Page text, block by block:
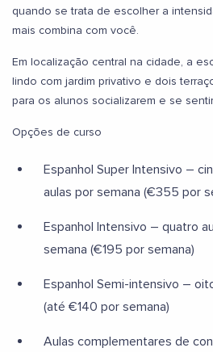
quando se trata de escolher a
mais combina com você.
Em localização central na cidade, a
lindo com jardim privativo e dois
para os alunos socializarem e se
Opções de curso
Espanhol Super Intensivo –
aulas por semana (€355 por
Espanhol Intensivo – quatro
semana (€195 por semana)
Espanhol Semi-intensivo –
(até €140 por semana)
Aulas complementares de